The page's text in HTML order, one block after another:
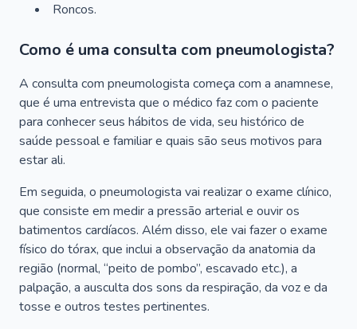
Roncos.
Como é uma consulta com pneumologista?
A consulta com pneumologista começa com a anamnese,
que é uma entrevista que o médico faz com o paciente
para conhecer seus hábitos de vida, seu histórico de
saúde pessoal e familiar e quais são seus motivos para
estar ali.
Em seguida, o pneumologista vai realizar o exame clínico,
que consiste em medir a pressão arterial e ouvir os
batimentos cardíacos. Além disso, ele vai fazer o exame
físico do tórax, que inclui a observação da anatomia da
região (normal, “peito de pombo”, escavado etc.), a
palpação, a ausculta dos sons da respiração, da voz e da
tosse e outros testes pertinentes.